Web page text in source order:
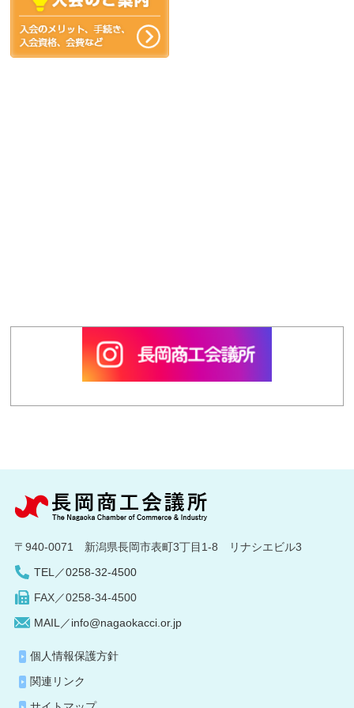
〒940-0071 新潟県長岡市表町3丁目1-8 リナシエビル3
TEL／0258-32-4500
FAX／0258-34-4500
MAIL／info@nagaokacci.or.jp
個人情報保護方針
関連リンク